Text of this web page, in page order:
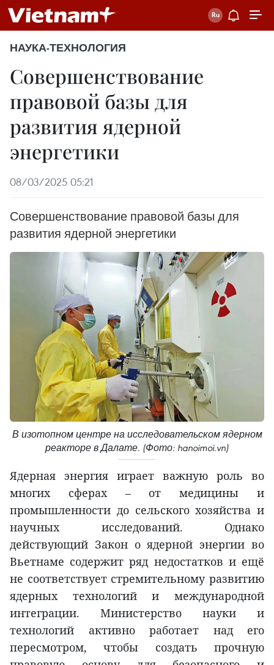
НАУКА-ТЕХНОЛОГИЯ
Совершенствование
правовой базы для
развития ядерной
энергетики
08/03/2025 05:21
Совершенствование правовой базы для
развития ядерной энергетики
В изотопном центре на исследовательском ядерном
реакторе в Далате. (Фото: hanoimoi.vn)
Ядерная энергия играет важную роль во
многих сферах – от медицины и
промышленности до сельского хозяйства и
научных исследований. Однако
действующий Закон о ядерной энергии во
Вьетнаме содержит ряд недостатков и ещё
не соответствует стремительному развитию
ядерных технологий и международной
интеграции. Министерство науки и
технологий активно работает над его
пересмотром, чтобы создать прочную